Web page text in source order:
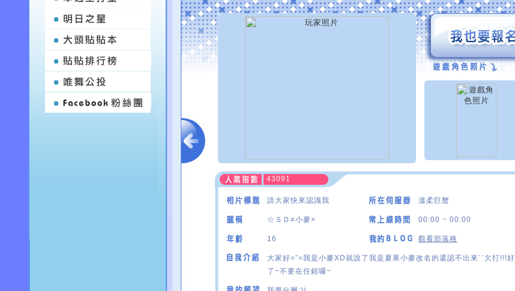
43091
請大家快來認識我 溫柔巨蟹
☆ＳＤ≠小麥× 00:00 ~ 00:00
16 觀看部落格
大家好=ˇ=我是小麥XD就說了我是夏果小麥改名的還認不出來ˋˊ欠打!!!好
了~不要在任錯囉~